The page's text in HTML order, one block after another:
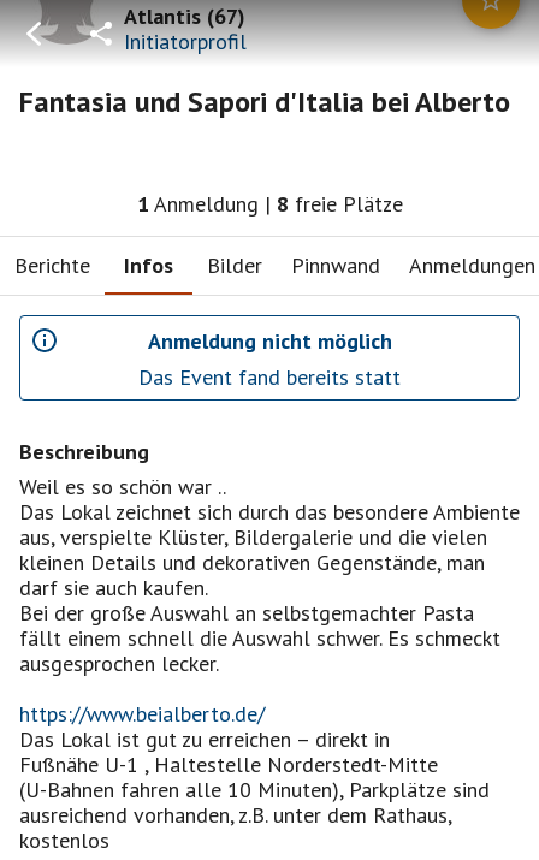
Atlantis(67)
Initiatorprofil
Fantasia und Sapori d'Italia bei Alberto
1 Anmeldung | 8 freie Plätze
Berichte Infos Bilder Pinnwand Anmeldungen
Anmeldung nicht möglich
Das Event fand bereits statt
Beschreibung
Weil es so schön war ..
Das Lokal zeichnet sich durch das besondere Ambiente
aus, verspielte Klüster, Bildergalerie und die vielen
kleinen Details und dekorativen Gegenstände, man
darf sie auch kaufen.
Bei der große Auswahl an selbstgemachter Pasta
fällt einem schnell die Auswahl schwer. Es schmeckt
ausgesprochen lecker.
https://www.beialberto.de/
Das Lokal ist gut zu erreichen – direkt in
Fußnähe U-1 , Haltestelle Norderstedt-Mitte
(U-Bahnen fahren alle 10 Minuten), Parkplätze sind
ausreichend vorhanden, z.B. unter dem Rathaus,
kostenlos